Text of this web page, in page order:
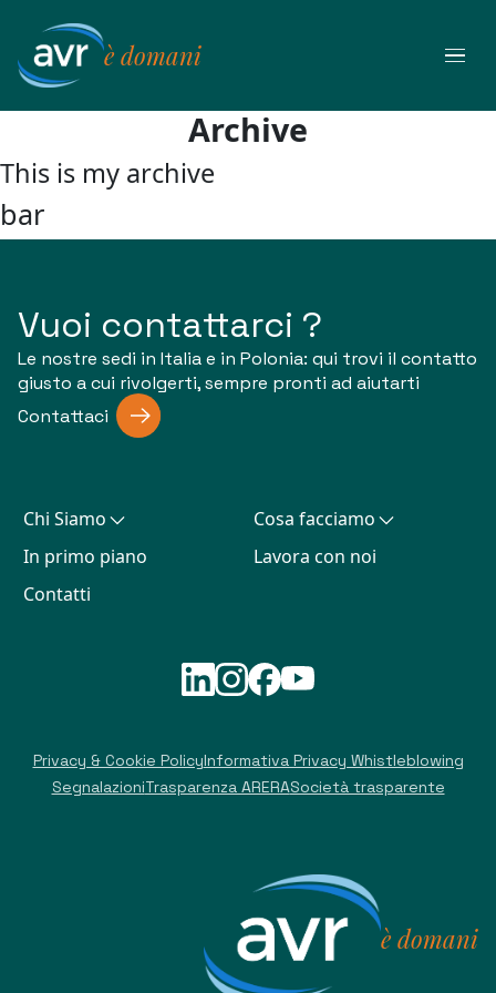
contenuto
è domani
Archive
This is my archive
bar
Vuoi contattarci ?
Le nostre sedi in Italia e in Polonia: qui trovi il contatto
giusto a cui rivolgerti, sempre pronti ad aiutarti
Contattaci
Chi Siamo
In primo piano
Contatti
Cosa facciamo
Lavora con noi
Privacy & Cookie PolicyInformativa Privacy Whistleblowing
SegnalazioniTrasparenza ARERASocietà trasparente
è domani